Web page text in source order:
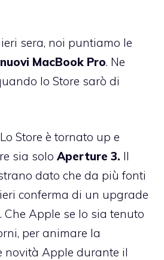
sera, noi puntiamo le
nuovi MacBook Pro. Ne
lo Store sarò di
Store è tornato up e
sia solo Aperture 3. Il
dato che da più fonti
conferma di un upgrade
Che Apple se lo sia tenuto
per animare la
novità Apple durante il